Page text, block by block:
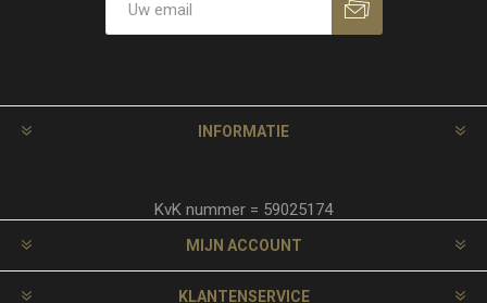
INFORMATIE
KvK nummer = 59025174
MIJN ACCOUNT
KLANTENSERVICE